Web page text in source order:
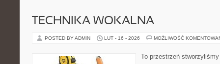
TECHNIKA WOKALNA
POSTED BY ADMIN LUT - 16 - 2026 MOŻLIWOŚĆ
To przestrzeń